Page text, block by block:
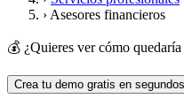
› Asesores financieros
💰 ¿Quieres ver cómo
Crea tu demo gratis en